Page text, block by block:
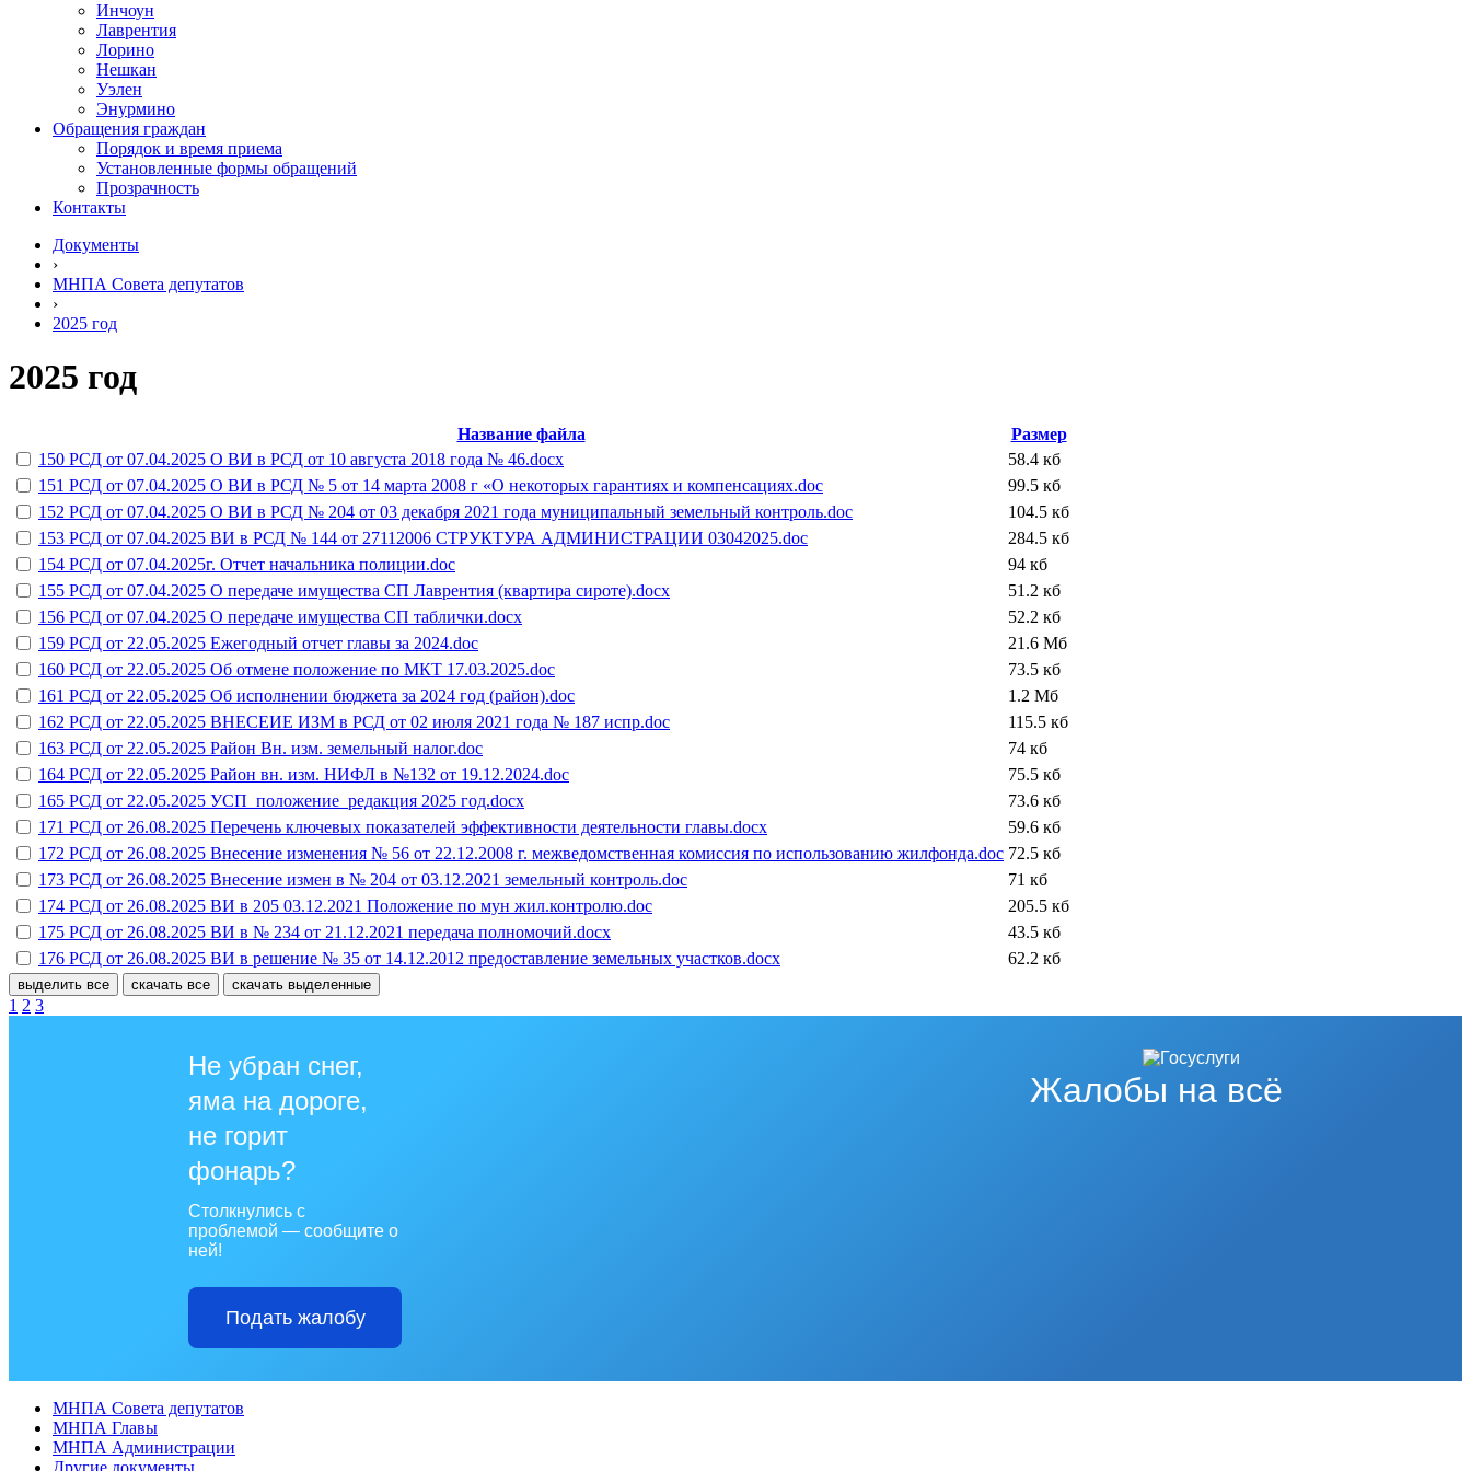
Инчоун
Лаврентия
Лорино
Нешкан
Уэлен
Энурмино
Обращения граждан
Порядок и время приема
Установленные формы обращений
Прозрачность
Контакты
Документы
›
МНПА Совета депутатов
›
2025 год
2025 год
Название файла
Размер
150 РСД от 07.04.2025 О ВИ в РСД от 10 августа 2018 года № 46.docx
58.4 кб
151 РСД от 07.04.2025 О ВИ в РСД № 5 от 14 марта 2008 г «О некоторых гарантиях и компенсациях.doc
99.5 кб
152 РСД от 07.04.2025 О ВИ в РСД № 204 от 03 декабря 2021 года муниципальный земельный контроль.doc
104.5 кб
153 РСД от 07.04.2025 ВИ в РСД № 144 от 27112006 СТРУКТУРА АДМИНИСТРАЦИИ 03042025.doc
284.5 кб
154 РСД от 07.04.2025г. Отчет начальника полиции.doc
94 кб
155 РСД от 07.04.2025 О передаче имущества СП Лаврентия (квартира сироте).docx
51.2 кб
156 РСД от 07.04.2025 О передаче имущества СП таблички.docx
52.2 кб
159 РСД от 22.05.2025 Ежегодный отчет главы за 2024.doc
21.6 Мб
160 РСД от 22.05.2025 Об отмене положение по МКТ 17.03.2025.doc
73.5 кб
161 РСД от 22.05.2025 Об исполнении бюджета за 2024 год (район).doc
1.2 Мб
162 РСД от 22.05.2025 ВНЕСЕИЕ ИЗМ в РСД от 02 июля 2021 года № 187 испр.doc
115.5 кб
163 РСД от 22.05.2025 Район Вн. изм. земельный налог.doc
74 кб
164 РСД от 22.05.2025 Район вн. изм. НИФЛ в №132 от 19.12.2024.doc
75.5 кб
165 РСД от 22.05.2025 УСП_положение_редакция 2025 год.docx
73.6 кб
171 РСД от 26.08.2025 Перечень ключевых показателей эффективности деятельности главы.docx
59.6 кб
172 РСД от 26.08.2025 Внесение изменения № 56 от 22.12.2008 г. межведомственная комиссия по использованию жилфонда.doc 72.5 кб
173 РСД от 26.08.2025 Внесение измен в № 204 от 03.12.2021 земельный контроль.doc
71 кб
174 РСД от 26.08.2025 ВИ в 205 03.12.2021 Положение по мун жил.контролю.doc
205.5 кб
175 РСД от 26.08.2025 ВИ в № 234 от 21.12.2021 передача полномочий.docx
43.5 кб
176 РСД от 26.08.2025 ВИ в решение № 35 от 14.12.2012 предоставление земельных участков.docx
62.2 кб
выделить все скачать все скачать выделенные
1 2 3
Жалобы на всё
Не убран снег,
яма на дороге,
не горит
фонарь?
Столкнулись с
проблемой — сообщите о
ней!
Подать жалобу
МНПА Совета депутатов
МНПА Главы
МНПА Администрации
Другие документы